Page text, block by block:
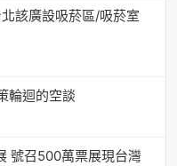
該廣設吸菸區/吸菸室
輪迴的空談
號召500萬票展現台灣